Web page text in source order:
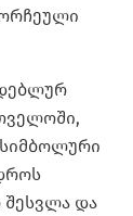
შესვლა და